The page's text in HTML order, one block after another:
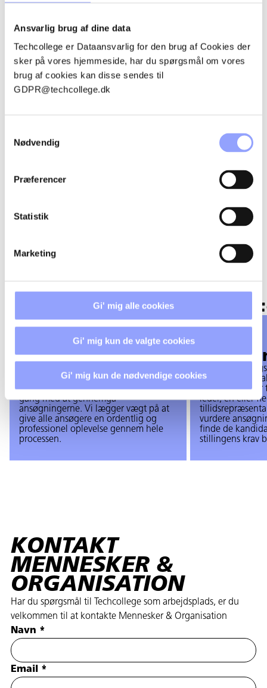
Ansvarlig brug af dine data
Techcollege er Dataansvarlig for den brug af Cookies der
sker på vores hjemmeside, har du spørgsmål om vores
brug af cookies kan disse sendes til
GDPR@techcollege.dk
Nødvendig
Præferencer
Statistik
Marketing
Gi' mig alle cookies
Gi' mig kun de valgte cookies
Gi' mig kun de nødvendige cookies
DANMARK
Vi modtager ikke uopfordrede ansøgninger.
besked, når vi slår nye stillinger op.
VORES
Ansøgning
Techcollege og sendt din ansøgning.
Når ansøgningsfristen er nået, går vi i
gang med at gennemgå
ansøgningerne. Vi lægger vægt på at
give alle ansøgere en ordentlig og
professionel oplevelse gennem hele
processen.
Efter
Udvalget består
leder, en eller
vurdere
finde de
stillingens krav
KONTAKT
MENNESKER &
ORGANISATION
Har du spørgsmål til Techcollege som arbejdsplads, er du
velkommen til at kontakte Mennesker & Organisation
Navn *
Email *